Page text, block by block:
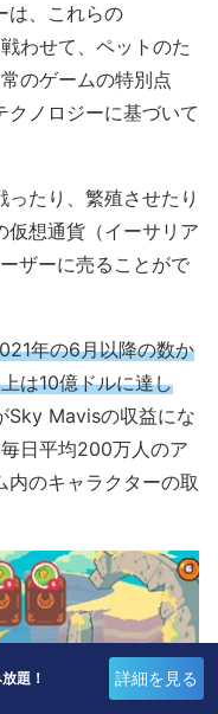
は、これらの
わせて、ペットのた
のゲームの特別点
クノロジーに基づいて
たり、繁殖させたり
仮想通貨（イーサリア
ザーに売ることがで
年の6月以降の数か
は10億ドルに達し
Sky Mavisの収益にな
日平均200万人のア
内のキャラクターの取
題！ 詳細を見る